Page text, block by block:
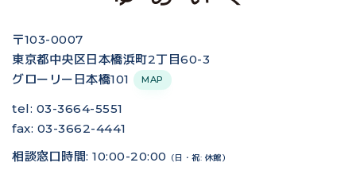
〒103-0007
東京都中央区日本橋浜町2丁目60-3
グローリー日本橋101
MAP
tel: 03-3664-5551
fax: 03-3662-4441
相談窓口時間: 10:00-20:00
（日・祝: 休館）